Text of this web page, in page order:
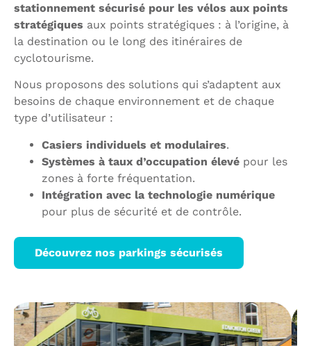
stationnement sécurisé pour les vélos aux points
stratégiques aux points stratégiques : à l’origine, à
la destination ou le long des itinéraires de
cyclotourisme.
Nous proposons des solutions qui s’adaptent aux
besoins de chaque environnement et de chaque
type d’utilisateur :
Casiers individuels et modulaires.
Systèmes à taux d’occupation élevé pour les
zones à forte fréquentation.
Intégration avec la technologie numérique
pour plus de sécurité et de contrôle.
Découvrez nos parkings sécurisés